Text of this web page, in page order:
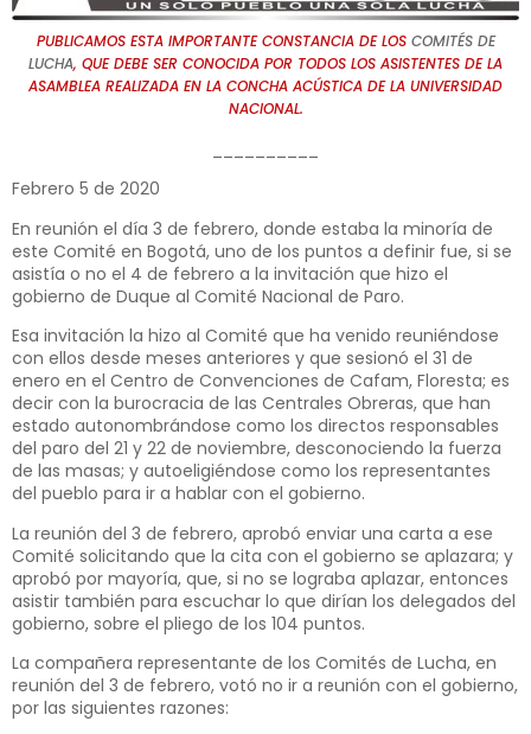
PUBLICAMOS ESTA IMPORTANTE CONSTANCIA DE LOS COMITÉS DE
LUCHA, QUE DEBE SER CONOCIDA POR TODOS LOS ASISTENTES DE LA
ASAMBLEA REALIZADA EN LA CONCHA ACÚSTICA DE LA UNIVERSIDAD
NACIONAL.
Febrero 5 de 2020
En reunión el día 3 de febrero, donde estaba la minoría de
este Comité en Bogotá, uno de los puntos a definir fue, si se
asistía o no el 4 de febrero a la invitación que hizo el
gobierno de Duque al Comité Nacional de Paro.
Esa invitación la hizo al Comité que ha venido reuniéndose
con ellos desde meses anteriores y que sesionó el 31 de
enero en el Centro de Convenciones de Cafam, Floresta; es
decir con la burocracia de las Centrales Obreras, que han
estado autonombrándose como los directos responsables
del paro del 21 y 22 de noviembre, desconociendo la fuerza
de las masas; y autoeligiéndose como los representantes
del pueblo para ir a hablar con el gobierno.
La reunión del 3 de febrero, aprobó enviar una carta a ese
Comité solicitando que la cita con el gobierno se aplazara; y
aprobó por mayoría, que, si no se lograba aplazar, entonces
asistir también para escuchar lo que dirían los delegados del
gobierno, sobre el pliego de los 104 puntos.
La compañera representante de los Comités de Lucha, en
reunión del 3 de febrero, votó no ir a reunión con el gobierno,
por las siguientes razones: